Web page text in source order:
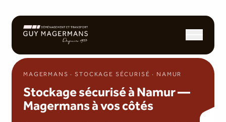
MAGERMANS · STOCKAGE SÉCURISÉ · NAMUR
Stockage sécurisé à Namur —
Magermans à vos côtés